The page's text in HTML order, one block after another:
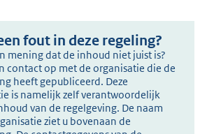
fout in deze regeling?
mening dat de inhoud niet juist is?
contact op met de organisatie die de
heeft gepubliceerd. Deze
is namelijk zelf verantwoordelijk
van de regelgeving. De naam
ziet u bovenaan de